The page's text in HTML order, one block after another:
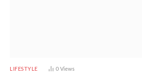
LIFESTYLE 0 Views